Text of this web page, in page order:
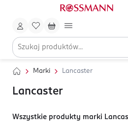
Marki Lancaster
Lancaster
Wszystkie produkty marki